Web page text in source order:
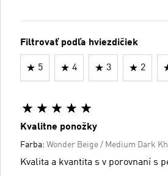
Filtrovať podľa hviezdičiek
5 4 3 2
Kvalitne ponožky
Farba: Wonder Beige / Medium Dark
Kvalita a kvantita s v porovnaní s